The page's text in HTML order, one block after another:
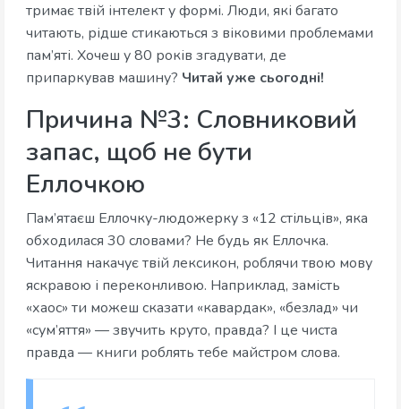
тримає твій інтелект у формі. Люди, які багато
читають, рідше стикаються з віковими проблемами
пам’яті. Хочеш у 80 років згадувати, де
припаркував машину? Читай уже сьогодні!
Причина №3: Словниковий
запас, щоб не бути
Еллочкою
Пам’ятаєш Еллочку-людожерку з «12 стільців», яка
обходилася 30 словами? Не будь як Еллочка.
Читання накачує твій лексикон, роблячи твою мову
яскравою і переконливою. Наприклад, замість
«хаос» ти можеш сказати «кавардак», «безлад» чи
«сум’яття» — звучить круто, правда? І це чиста
правда — книги роблять тебе майстром слова.